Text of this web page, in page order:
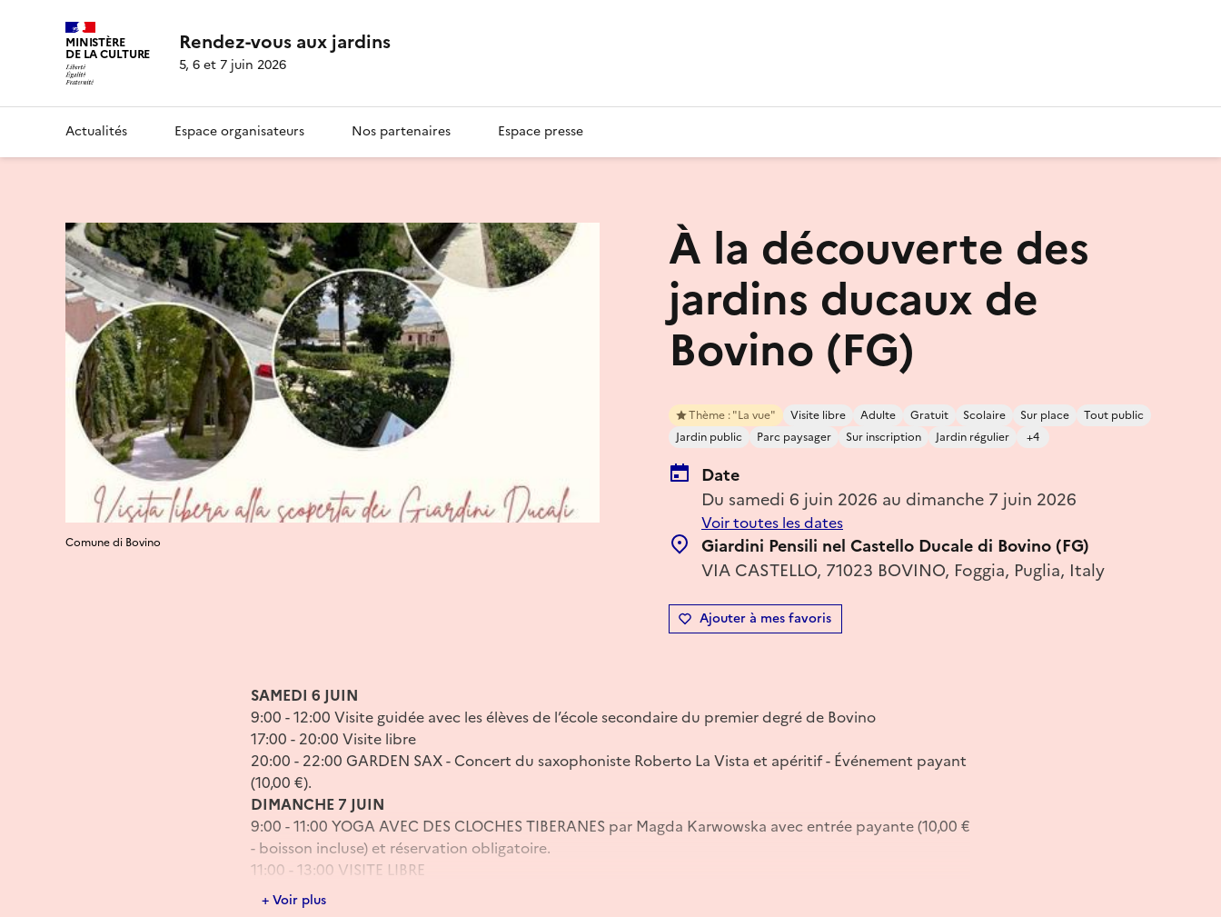
MINISTÈRE
DE LA CULTURE Rendez-vous aux jardins
5, 6 et 7 juin 2026
Actualités Espace organisateurs Nos partenaires Espace presse
À la découverte des
jardins ducaux de
Bovino (FG)
Thème : "La vue" Visite libre Adulte Gratuit Scolaire Sur place
Tout public
Jardin public
Parc paysager Sur inscription Jardin régulier +4
Date
Du samedi 6 juin 2026 au dimanche 7 juin 2026
Voir toutes les dates
Giardini Pensili nel Castello Ducale di Bovino (FG)
VIA CASTELLO, 71023 BOVINO, Foggia, Puglia, Italy
Ajouter à mes favoris
Comune di Bovino
SAMEDI 6 JUIN
9:00 - 12:00 Visite guidée avec les élèves de l’école secondaire du premier degré de Bovino
17:00 - 20:00 Visite libre
20:00 - 22:00 GARDEN SAX - Concert du saxophoniste Roberto La Vista et apéritif - Événement payant
(10,00 €).
DIMANCHE 7 JUIN
9:00 - 11:00 YOGA AVEC DES CLOCHES TIBERANES par Magda Karwowska avec entrée payante (10,00 €
- boisson incluse) et réservation obligatoire.
11:00 - 13:00 VISITE LIBRE
17:00 - 20:00 VISITE LIBRE
+ Voir plus